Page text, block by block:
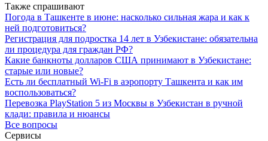
Также спрашивают
Погода в Ташкенте в июне: насколько сильная жара и как к
ней подготовиться?
Регистрация для подростка 14 лет в Узбекистане: обязательна
ли процедура для граждан РФ?
Какие банкноты долларов США принимают в Узбекистане:
старые или новые?
Есть ли бесплатный Wi-Fi в аэропорту Ташкента и как им
воспользоваться?
Перевозка PlayStation 5 из Москвы в Узбекистан в ручной
клади: правила и нюансы
Все вопросы
Сервисы